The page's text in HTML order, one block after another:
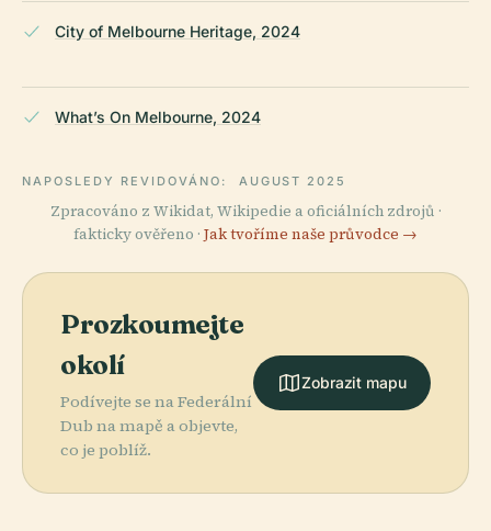
City of Melbourne Heritage, 2024
What’s On Melbourne, 2024
NAPOSLEDY REVIDOVÁNO: AUGUST 2025
Zpracováno z Wikidat, Wikipedie a oficiálních zdrojů ·
fakticky ověřeno · Jak tvoříme naše průvodce →
Prozkoumejte
okolí
Podívejte se na Federální
Dub na mapě a objevte,
co je poblíž.
Zobrazit mapu